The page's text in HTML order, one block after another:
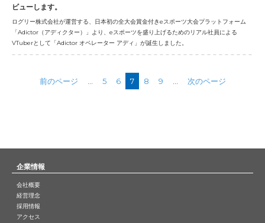
ビューします。
ログリー株式会社が運営する、日本初の全大会賞金付きeスポーツ大会プラットフォーム
「Adictor（アディクター）」より、eスポーツを盛り上げるためのリアル社員による
VTuberとして「Adictor オペレーター アディ」が誕生しました。
前のページ 5 6 7 8 9 次のページ
企業情報
会社概要
経営理念
採用情報
アクセス